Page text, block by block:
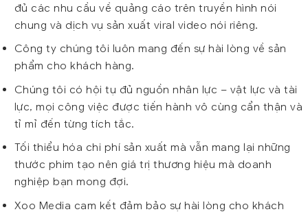
đủ các nhu cầu về quảng cáo trên truyền hình nói
chung và dịch vụ sản xuất viral video nói riêng.
Công ty chúng tôi luôn mang đến sự hài lòng về sản
phẩm cho khách hàng.
Chúng tôi có hội tụ đủ nguồn nhân lực – vật lực và tài
lực, mọi công việc được tiến hành vô cùng cẩn thận và
tỉ mỉ đến từng tích tắc.
Tối thiểu hóa chi phí sản xuất mà vẫn mang lại những
thước phim tạo nên giá trị thương hiệu mà doanh
nghiệp bạn mong đợi.
Xoo Media cam kết đảm bảo sự hài lòng cho khách